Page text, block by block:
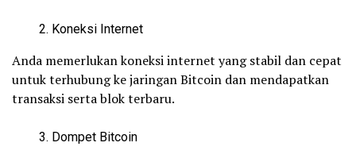
Koneksi Internet
Anda memerlukan koneksi internet yang stabil dan cepat
untuk terhubung ke jaringan Bitcoin dan mendapatkan
transaksi serta blok terbaru.
Dompet Bitcoin